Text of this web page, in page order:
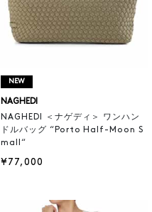
NEW
NAGHEDI
NAGHEDI ＜ナゲディ＞ ワンハン
ドルバッグ “Porto Half-Moon S
mall“
¥77,000